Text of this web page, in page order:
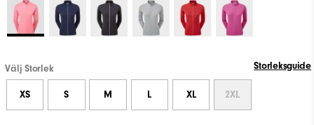
Välj Storlek Storleksguide
XS S M L XL 2XL